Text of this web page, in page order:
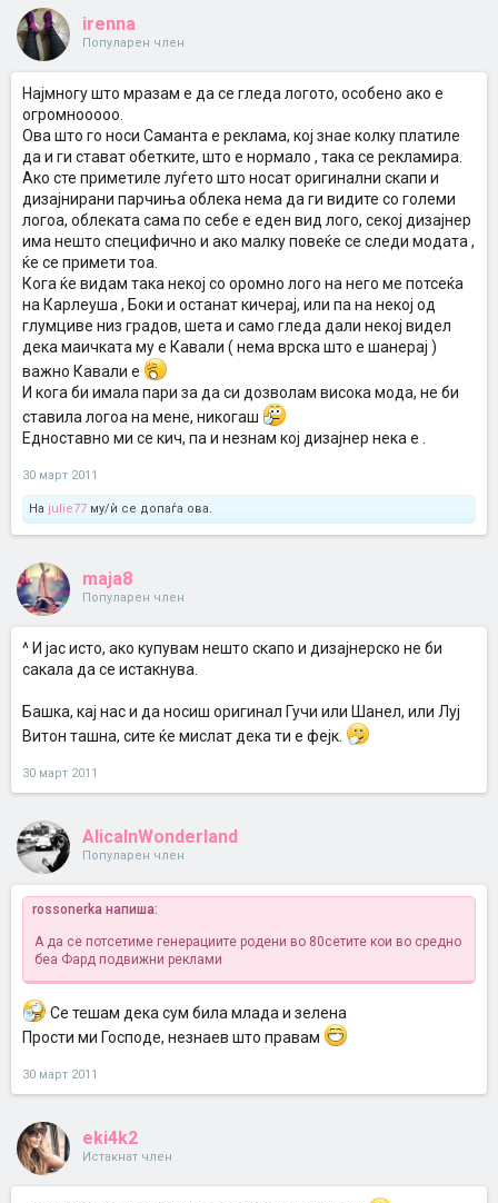
irenna
Популарен член
Најмногу што мразам е да се гледа логото, особено ако е
огромноoooo.
Ова што го носи Саманта е реклама, кој знае колку платиле
да и ги стават обетките, што е нормало , така се рекламира.
Ако сте приметиле луѓето што носат оригинални скапи и
дизајнирани парчиња облека нема да ги видите со големи
логоа, облеката сама по себе е еден вид лого, секој дизајнер
има нешто специфично и ако малку повеќе се следи модата ,
ќе се примети тоа.
Кога ќе видам така некој со оромно лого на него ме потсеќа
на Карлеуша , Боки и останат кичерај, или па на некој од
глумциве низ градов, шета и само гледа дали некој видел
дека маичката му е Кавали ( нема врска што е шанерај )
важно Кавали е
И кога би имала пари за да си дозволам висока мода, не би
ставила логоа на мене, никогаш
Едноставно ми се кич, па и незнам кој дизајнер нека е .
30 март 2011
На julie77 му/ѝ се допаѓа ова.
maja8
Популарен член
^ И јас исто, ако купувам нешто скапо и дизајнерско не би
сакала да се истакнува.
Башка, кај нас и да носиш оригинал Гучи или Шанел, или Луј
Витон ташна, сите ќе мислат дека ти е фејк.
30 март 2011
AlicaInWonderland
Популарен член
rossonerka напиша:
А да се потсетиме генерациите родени во 80сетите кои во средно
беа Фард подвижни реклами
Се тешам дека сум била млада и зелена
Прости ми Господе, незнаев што правам
30 март 2011
eki4k2
Истакнат член